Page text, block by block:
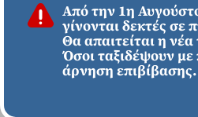
Από την 1η
γίνονται δεκτές
Θα απαιτείται η
Όσοι ταξιδέψουν
άρνηση επιβίβασης.
Απευθείας απο
Ηράκλειο
Ισπανία
Βάσκων